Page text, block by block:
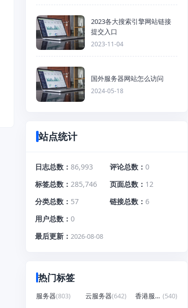
2023各大搜索引擎网站链接
提交入口
2023-11-04
国外服务器网站怎么访问
2024-05-18
站点统计
日志总数 86,993 评论总数
0
标签总数
285,746 页面总数
12
分类总数
57 链接总数
6
用户总数
0
最后更新
2026-08-08
热门标签
服务器(803) 云服务器(642) 香港服务器 (540)